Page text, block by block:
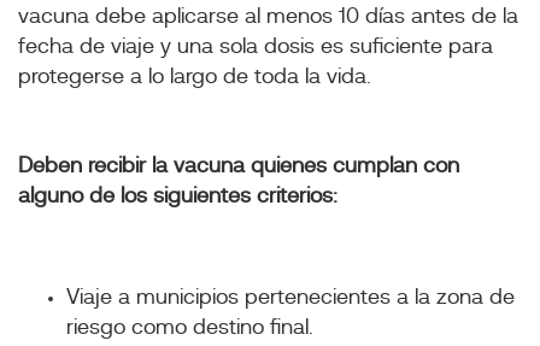
vacuna debe aplicarse al menos 10 días antes de la
fecha de viaje y una sola dosis es suficiente para
protegerse a lo largo de toda la vida.
Deben recibir la vacuna quienes cumplan con
alguno de los siguientes criterios:
Viaje a municipios pertenecientes a la zona de
riesgo como destino final.